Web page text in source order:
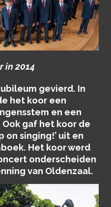
in 2014
gevierd. In
het koor een
en een
gaf het koor de
on singing!’ uit en
Het koor werd
onderscheiden
van Oldenzaal.